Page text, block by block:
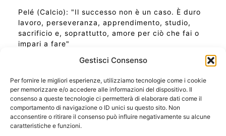
Gestisci Consenso
Per fornire le migliori esperienze, utilizziamo tecnologie come i cookie
per memorizzare e/o accedere alle informazioni del dispositivo. Il
consenso a queste tecnologie ci permetterà di elaborare dati come il
comportamento di navigazione o ID unici su questo sito. Non
acconsentire o ritirare il consenso può influire negativamente su alcune
caratteristiche e funzioni.
Pelé (Calcio): "Il successo non è un caso. È duro
lavoro, perseveranza, apprendimento, studio,
sacrificio e, soprattutto, amore per ciò che fai o
impari a fare"
Ora Esatta in Italia in questo momento
Ti Senti Strano Ultimamente? Potrebbe Essere per
la Risonanza di Schumann
Come Sapere Se Stai Ascendendo alla Quinta